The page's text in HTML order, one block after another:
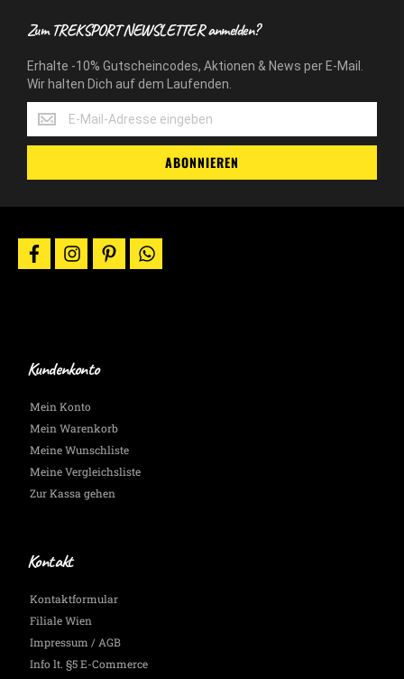
Zum TREKSPORT NEWSLETTER anmelden?
Erhalte -10% Gutscheincodes, Aktionen & News per E-Mail.
Wir halten Dich auf dem Laufenden.
Erhalte
-10%
Gutscheincodes,
&
E-
Mail.
Wir
Laufenden.
ABONNIEREN
facebookinstagrampinterestwhatsapp
Kundenkonto
Mein Konto
Mein Warenkorb
Meine Wunschliste
Meine Vergleichsliste
Zur Kassa gehen
Kontakt
Kontaktformular
Filiale Wien
Impressum / AGB
Info lt. §5 E-Commerce